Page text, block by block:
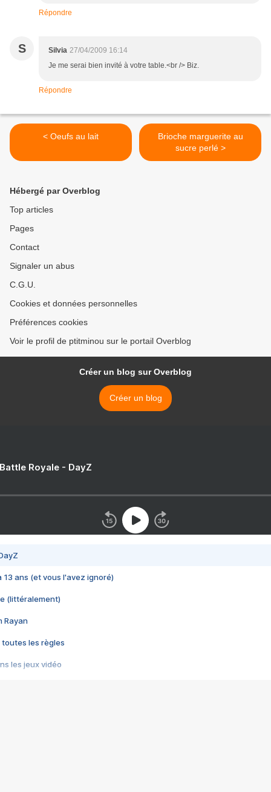
Répondre
S Silvia 27/04/2009 16:14
Je me serai bien invité à votre table.<br /> Biz.
Répondre
< Oeufs au lait
Brioche marguerite au
sucre perlé >
Hébergé par Overblog
Top articles
Pages
Contact
Signaler un abus
C.G.U.
Cookies et données personnelles
Préférences cookies
Voir le profil de ptitminou sur le portail Overblog
Créer un blog sur Overblog
Créer un blog
Royale - DayZ
13 ans (et vous l'avez ignoré)
(littéralement)
Rayan
toutes les règles
les jeux vidéo